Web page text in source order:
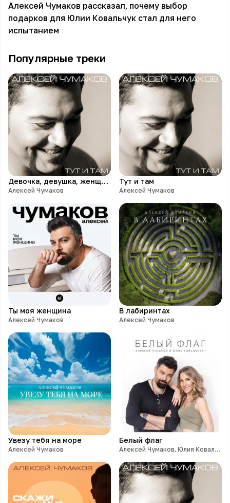
Алексей Чумаков рассказал, почему выбор
подарков для Юлии Ковальчук стал для него
испытанием
Популярные треки
Девочка, девушка, женщина
Алексей Чумаков
Тут и там
Алексей Чумаков
Ты моя женщина
Алексей Чумаков
В лабиринтах
Алексей Чумаков
Увезу тебя на море
Алексей Чумаков
Белый флаг
Алексей Чумаков, Юлия Ковальчук